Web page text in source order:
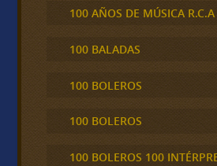
100 AÑOS DE MÚSICA
100 BALADAS
100 BOLEROS
100 BOLEROS
100 BOLEROS 100